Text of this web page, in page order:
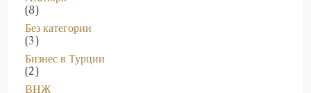
Без категории
(3)
Бизнес в Турции
(2)
ВНЖ
(8)